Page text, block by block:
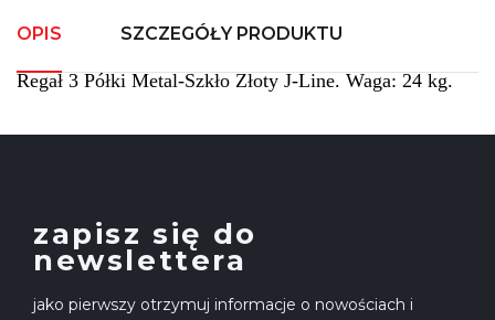
OPIS SZCZEGÓŁY PRODUKTU
Regał 3 Półki Metal-Szkło Złoty J-Line. Waga: 24 kg.
zapisz się do
newslettera
jako pierwszy otrzymuj informacje o nowościach i